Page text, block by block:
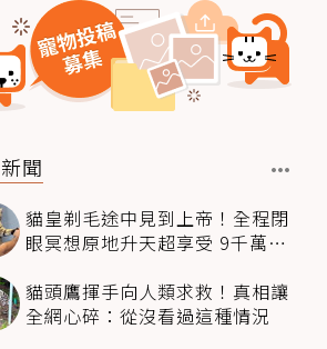
聞
貓皇剃毛途中見到上帝！全程閉
眼冥想原地升天超享受 9千萬人
貓頭鷹揮手向人類求救！真相讓
全網心碎：從沒看過這種情況